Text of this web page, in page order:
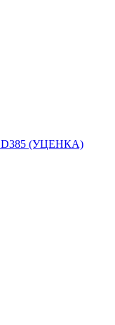
(УЦЕНКА)